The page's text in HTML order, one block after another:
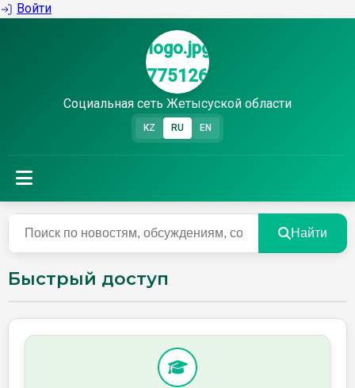
Войти
Социальная сеть Жетысуской области
KZ RU EN
Найти
Быстрый доступ